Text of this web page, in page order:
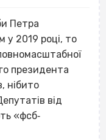
Петра
у 2019 році, то
президента
нібито
від
«фсб‐